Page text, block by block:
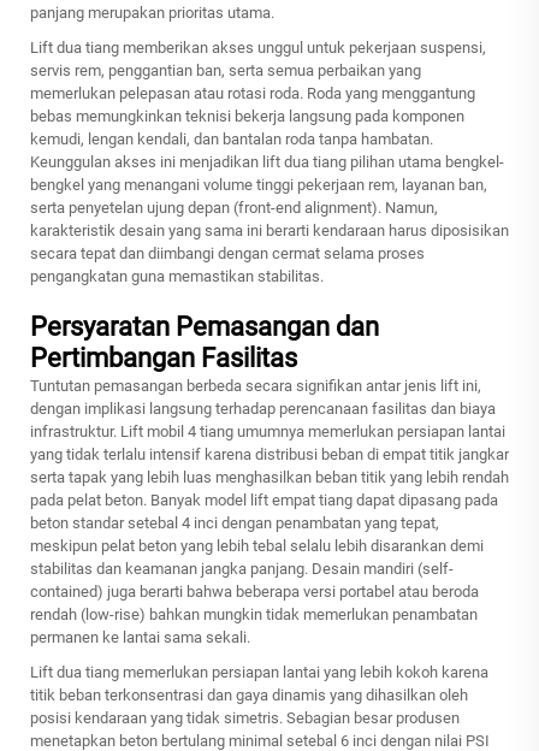
panjang merupakan prioritas utama.
Lift dua tiang memberikan akses unggul untuk pekerjaan suspensi,
servis rem, penggantian ban, serta semua perbaikan yang
memerlukan pelepasan atau rotasi roda. Roda yang menggantung
bebas memungkinkan teknisi bekerja langsung pada komponen
kemudi, lengan kendali, dan bantalan roda tanpa hambatan.
Keunggulan akses ini menjadikan lift dua tiang pilihan utama bengkel-
bengkel yang menangani volume tinggi pekerjaan rem, layanan ban,
serta penyetelan ujung depan (front-end alignment). Namun,
karakteristik desain yang sama ini berarti kendaraan harus diposisikan
secara tepat dan diimbangi dengan cermat selama proses
pengangkatan guna memastikan stabilitas.
Persyaratan Pemasangan dan
Pertimbangan Fasilitas
Tuntutan pemasangan berbeda secara signifikan antar jenis lift ini,
dengan implikasi langsung terhadap perencanaan fasilitas dan biaya
infrastruktur. Lift mobil 4 tiang umumnya memerlukan persiapan lantai
yang tidak terlalu intensif karena distribusi beban di empat titik jangkar
serta tapak yang lebih luas menghasilkan beban titik yang lebih rendah
pada pelat beton. Banyak model lift empat tiang dapat dipasang pada
beton standar setebal 4 inci dengan penambatan yang tepat,
meskipun pelat beton yang lebih tebal selalu lebih disarankan demi
stabilitas dan keamanan jangka panjang. Desain mandiri (self-
contained) juga berarti bahwa beberapa versi portabel atau beroda
rendah (low-rise) bahkan mungkin tidak memerlukan penambatan
permanen ke lantai sama sekali.
Lift dua tiang memerlukan persiapan lantai yang lebih kokoh karena
titik beban terkonsentrasi dan gaya dinamis yang dihasilkan oleh
posisi kendaraan yang tidak simetris. Sebagian besar produsen
menetapkan beton bertulang minimal setebal 6 inci dengan nilai PSI